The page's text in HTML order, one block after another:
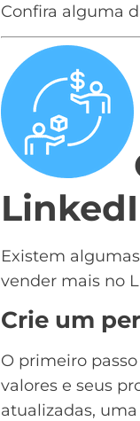
Confira alguma
Existem
vender mais no
Crie um
O primeiro
valores e seus
atualizadas,